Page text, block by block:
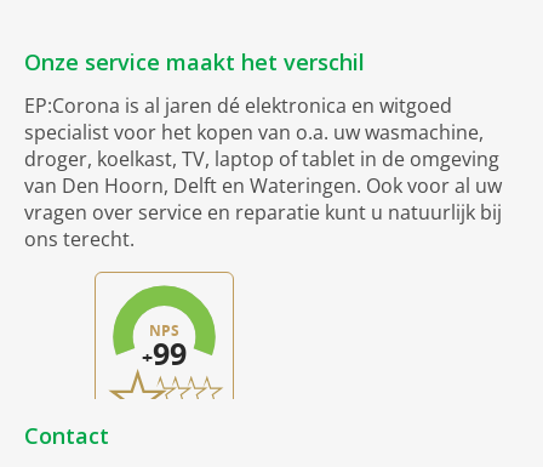
Onze service maakt het verschil
EP:Corona is al jaren dé elektronica en witgoed
specialist voor het kopen van o.a. uw wasmachine,
droger, koelkast, TV, laptop of tablet in de omgeving
van Den Hoorn, Delft en Wateringen. Ook voor al uw
vragen over service en reparatie kunt u natuurlijk bij
ons terecht.
Contact